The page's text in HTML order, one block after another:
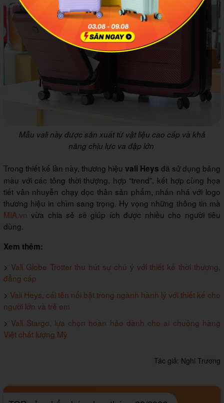
Mẫu vali này được sản xuất từ vật liệu cao cấp và khả
năng chịu lực va đập lớn
Trong thiết kế lần này, thương hiệu vali Heys đã sử dụng bảng
màu với các tông thời thượng, hợp “trend”, kết hợp cùng họa
tiết vân nhuyễn chạy dọc thân sản phẩm, nhấn nhá với logo
thương hiệu in chìm sang trọng. Hy vọng những thông tin mà
MIA.vn vừa chia sẻ sẽ giúp ích được nhiều cho người tiêu
dùng.
Xem thêm:
> Vali Globe Trotter thu hút sự chú ý với thiết kế thời thượng,
đẳng cấp
> Vali Heys, cái tên nổi bật trong ngành hành lý với thiết kế cho
người lớn và trẻ em
> Vali Stargo, lựa chọn hoàn hảo dành cho ai chuộng hàng
Việt chất lượng Mỹ
Tác giả: Nghi Trương